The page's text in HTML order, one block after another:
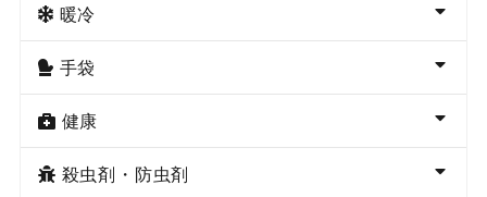
暖冷
手袋
健康
殺虫剤・防虫剤